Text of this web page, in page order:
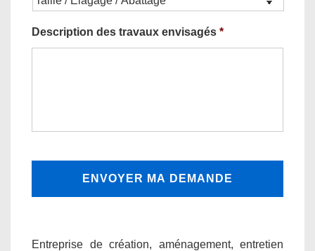
Description des travaux envisagés *
Entreprise de création, aménagement, entretien